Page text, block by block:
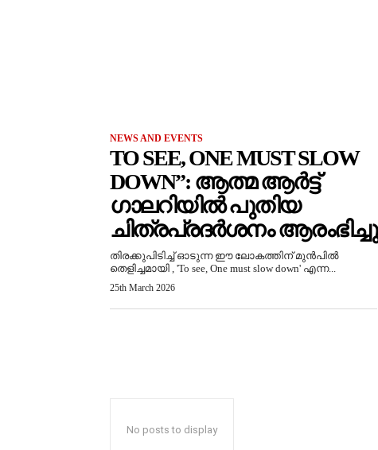
NEWS AND EVENTS
TO SEE, ONE MUST SLOW
DOWN”: ആത്മ ആർട്ട്
ഗാലറിയിൽ പുതിയ
ചിത്രപ്രദർശനം ആരംഭിച്ചു
തിരക്കുപിടിച്ച് ഓടുന്ന ഈ ലോകത്തിന് മുൻപിൽ
തെളിച്ചമായി , 'To see, One must slow down' എന്ന...
25th March 2026
No posts to display